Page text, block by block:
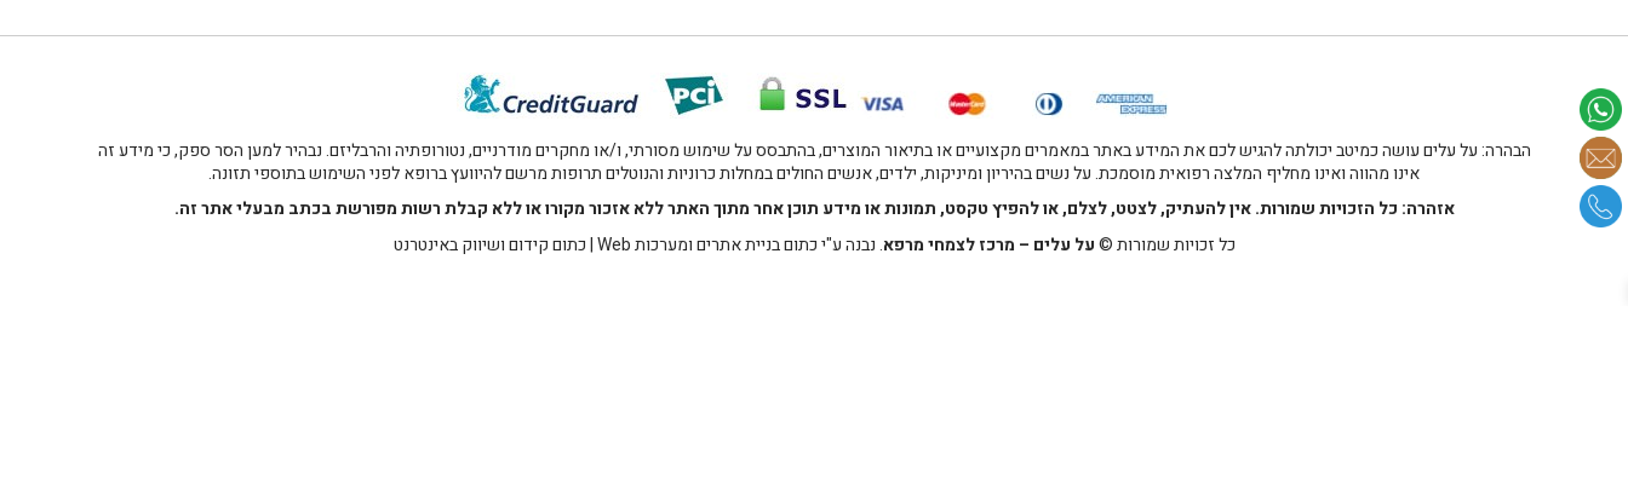
הבהרה: על עלים עושה כמיטב יכולתה להגיש לכם את המידע באתר במאמרים מקצועיים או בתיאור המוצרים, בהתבסס על שימוש מסורתי, ו/או מחקרים מודרניים, נטורופתיה והרבליזם. נבהיר למען הסר ספק, כי מידע זה
אינו מהווה ואינו מחליף המלצה רפואית מוסמכת. על נשים בהיריון ומיניקות, ילדים, אנשים החולים במחלות כרוניות והנוטלים תרופות מרשם להיוועץ ברופא לפני השימוש בתוספי תזונה.
אזהרה: כל הזכויות שמורות. אין להעתיק, לצטט, לצלם, או להפיץ טקסט, תמונות או מידע תוכן אחר מתוך האתר ללא אזכור מקורו או ללא קבלת רשות מפורשת בכתב מבעלי אתר זה.
כל זכויות שמורות ©על עלים – מרכז לצמחי מרפא. נבנה ע"יכתום בניית אתרים ומערכות Web |כתום קידום ושיווק באינטרנט